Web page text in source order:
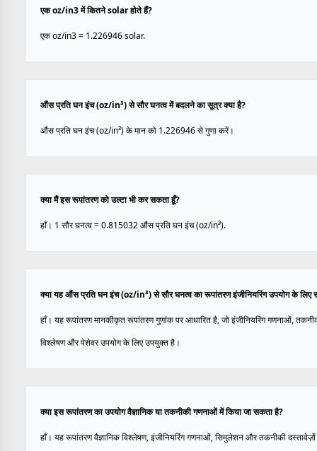
एक oz/in3 में कितने solar होते हैं?
एक oz/in3 = 1.226946 solar.
औंस प्रति घन इंच (oz/in³) से सौर घनत्व में बदलने का सूत्र क्या है?
औंस प्रति घन इंच (oz/in³) के मान को 1.226946 से गुणा करें।
क्या मैं इस रूपांतरण को उल्टा भी कर सकता हूँ?
हाँ। 1 सौर घनत्व = 0.815032 औंस प्रति घन इंच (oz/in³).
क्या यह औंस प्रति घन इंच (oz/in³) से सौर घनत्व का रूपांतरण इंजीनियरिंग उपयोग के लिए
हाँ। यह रूपांतरण मानकीकृत रूपांतरण गुणांक पर आधारित है, जो इंजीनियरिंग गणनाओं,
विश्लेषण और पेशेवर उपयोग के लिए उपयुक्त है।
क्या इस रूपांतरण का उपयोग वैज्ञानिक या तकनीकी गणनाओं में किया जा सकता है?
हाँ। यह रूपांतरण वैज्ञानिक विश्लेषण, इंजीनियरिंग गणनाओं, सिमुलेशन और तकनीकी